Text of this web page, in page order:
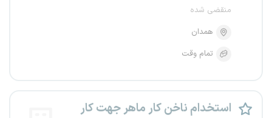
منقضی شده
همدان
تمام وقت
استخدام ناخن کار ماهر جهت کار